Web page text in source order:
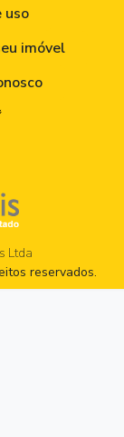
uso
imóvel
Ltda
reservados.